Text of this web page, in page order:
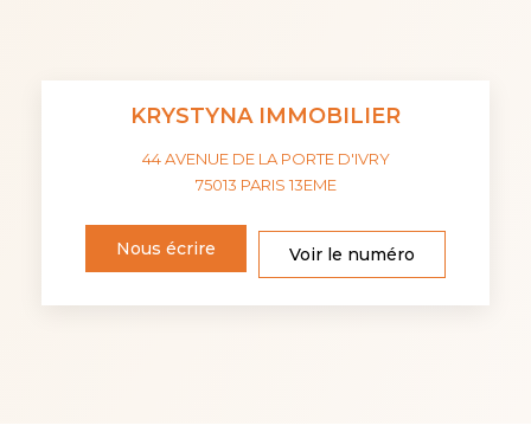
KRYSTYNA IMMOBILIER
44 AVENUE DE LA PORTE D'IVRY
75013 PARIS 13EME
Nous écrire Voir le numéro